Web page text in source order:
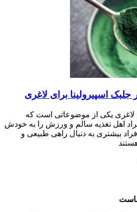
اسپیرولینا برای لاغری
لاغری یکی از موضوعاتی است که
اهل تغذیه سالم و ورزش را به خودش
بیشتری به دنبال راهی طبیعی و